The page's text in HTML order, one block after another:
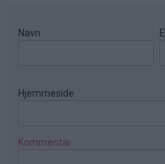
Navn
Hjemmeside
Kommentar